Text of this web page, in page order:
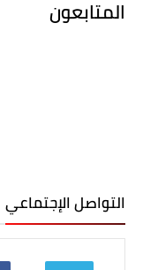
المتابعون
التواصل الإجتماعي